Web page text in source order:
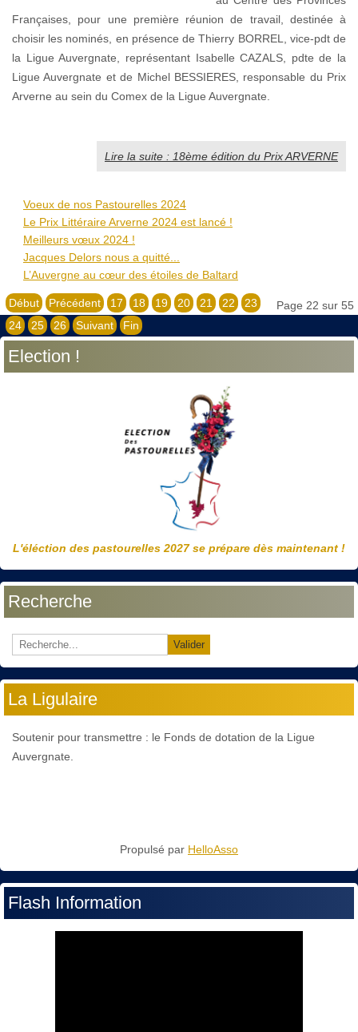
Françaises, pour une première réunion de travail, destinée à
choisir les nominés, en présence de Thierry BORREL, vice-pdt de
la Ligue Auvergnate, représentant Isabelle CAZALS, pdte de la
Ligue Auvergnate et de Michel BESSIERES, responsable du Prix
Arverne au sein du Comex de la Ligue Auvergnate.
Lire la suite : 18ème édition du Prix ARVERNE
Voeux de nos Pastourelles 2024
Le Prix Littéraire Arverne 2024 est lancé !
Meilleurs vœux 2024 !
Jacques Delors nous a quitté...
L’Auvergne au cœur des étoiles de Baltard
Page 22 sur 55
Début Précédent 17 18 19 20 21 22
23
24
25 26 Suivant Fin
Election !
L'éléction des pastourelles 2027 se prépare dès maintenant !
Recherche
Valider
La Ligulaire
Soutenir pour transmettre : le Fonds de dotation de la Ligue
Auvergnate.
Propulsé par HelloAsso
Flash Information